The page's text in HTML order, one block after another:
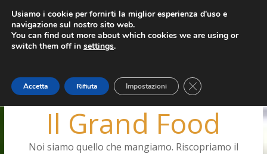
Salta
contenuto
mercoledì, Agosto 5, 2026
Ultimo: Capodimonte, ritorna la tavola di corte
Pizza a Corte
Le carote, alleate della pelle e non solo
Il Grand Food
Noi siamo quello che mangiamo. Riscopriamo il
Usiamo i cookie per fornirti la miglior esperienza d'uso e
navigazione sul nostro sito web.
You can find out more about which cookies we are using or
switch them off in settings.
Accetta Rifiuta Impostazioni Close GDPR